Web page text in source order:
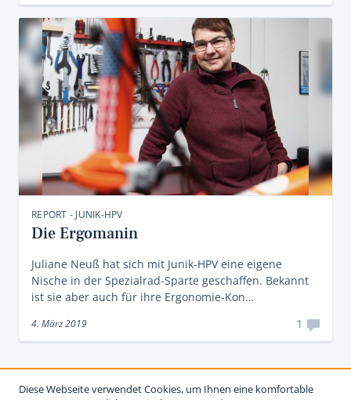
REPORT - JUNIK-HPV
Die Ergomanin
Juliane Neuß hat sich mit Junik-HPV eine eigene
Nische in der Spezialrad-Sparte geschaffen. Bekannt
ist sie aber auch für ihre Ergonomie-Kon…
4. März 2019 1
Diese Webseite verwendet Cookies, um Ihnen eine komfortable